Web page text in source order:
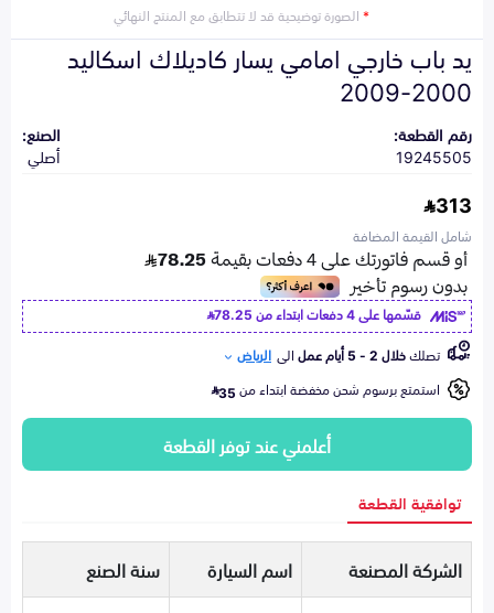
*الصورة توضيحية قد لا تتطابق مع المنتج النهائي
يد باب خارجي امامي يسار كاديلاك اسكاليد
2000-2009
رقم القطعة:
19245505
الصنع:
أصلي
313
شامل القيمة المضافة
قسّمها على 4 دفعات ابتداء من
78.25
تصلكخلال 2 - 5 أيام عمل الى الرياض
استمتع برسوم شحن مخفضة ابتداء من35
أعلمني عند توفر القطعة
توافقية القطعة
الشركة المصنعة اسم السيارة
سنة الصنع